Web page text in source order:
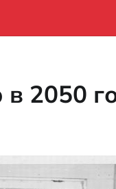
2050